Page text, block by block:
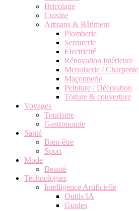
Bricolage
Cuisine
Artisans & Bâtiment
Plomberie
Serrurerie
Électricité
Rénovation intérieure
Menuiserie / Charpente
Maçonnerie
Peinture / Décoration
Toiture & couverture
Voyages
Tourisme
Gastronomie
Santé
Bien-être
Sport
Mode
Beauté
Technologies
Intelligence Artificielle
Outils IA
Guides